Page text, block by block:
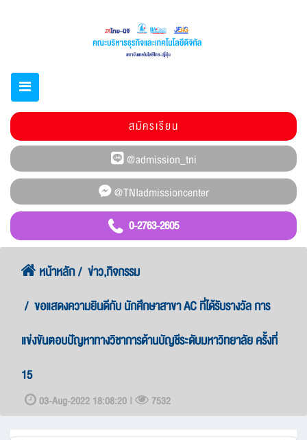
0-2763-2605
สมัครเรียน
หน้าหลัก
ข่าว,กิจกรรม
ขอแสดงความยินดีกับ นักศึกษาสาขา AC ที่ได้รับรางวัล การ
แข่งขันตอบปัญหาทางวิชาการด้านบัญชีระดับมหาวิทยาลัย ครั้งที่
15
03-Aug-2022 18:08:20 | 7532